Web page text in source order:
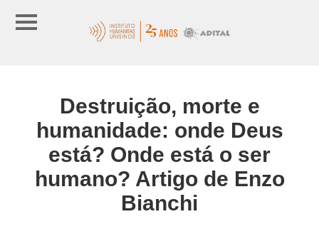
Destruição, morte e
humanidade: onde Deus
está? Onde está o ser
humano? Artigo de Enzo
Bianchi